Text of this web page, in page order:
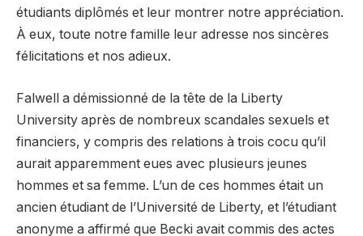
étudiants diplômés et leur montrer notre appréciation.
À eux, toute notre famille leur adresse nos sincères
félicitations et nos adieux.
Falwell a démissionné de la tête de la Liberty
University après de nombreux scandales sexuels et
financiers, y compris des relations à trois cocu qu’il
aurait apparemment eues avec plusieurs jeunes
hommes et sa femme. L’un de ces hommes était un
ancien étudiant de l’Université de Liberty, et l’étudiant
anonyme a affirmé que Becki avait commis des actes